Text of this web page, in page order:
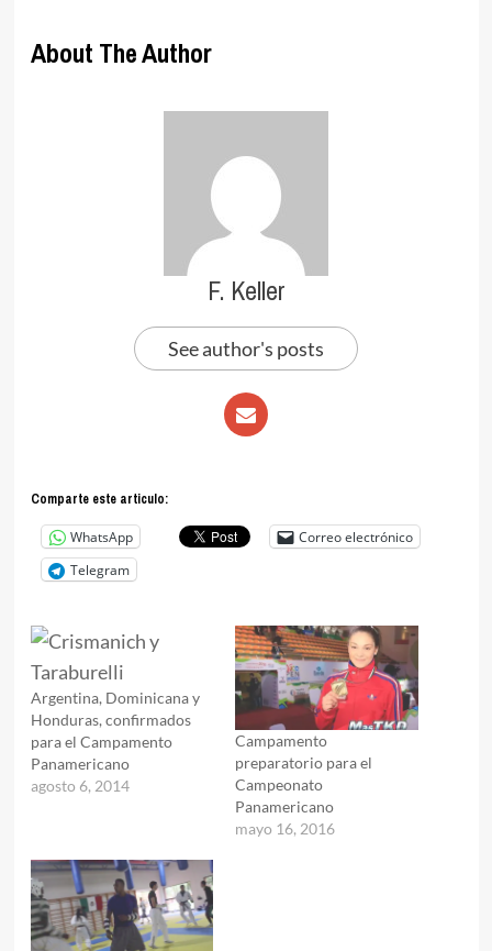
About The Author
F. Keller
See author's posts
Comparte este articulo:
WhatsApp
Correo electrónico
Telegram
Argentina, Dominicana y
Honduras, confirmados
para el Campamento
Panamericano
agosto 6, 2014
Campamento
preparatorio para el
Campeonato
Panamericano
mayo 16, 2016